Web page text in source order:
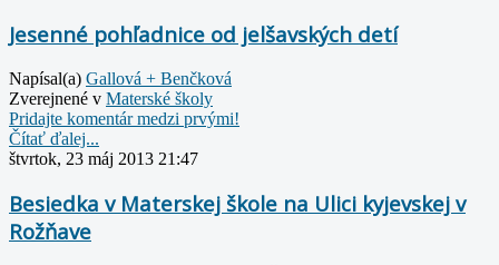
Jesenné pohľadnice od jelšavských detí
Napísal(a) Gallová + Benčková
Zverejnené v Materské školy
Pridajte komentár medzi prvými!
Čítať ďalej...
štvrtok, 23 máj 2013 21:47
Besiedka v Materskej škole na Ulici kyjevskej v
Rožňave